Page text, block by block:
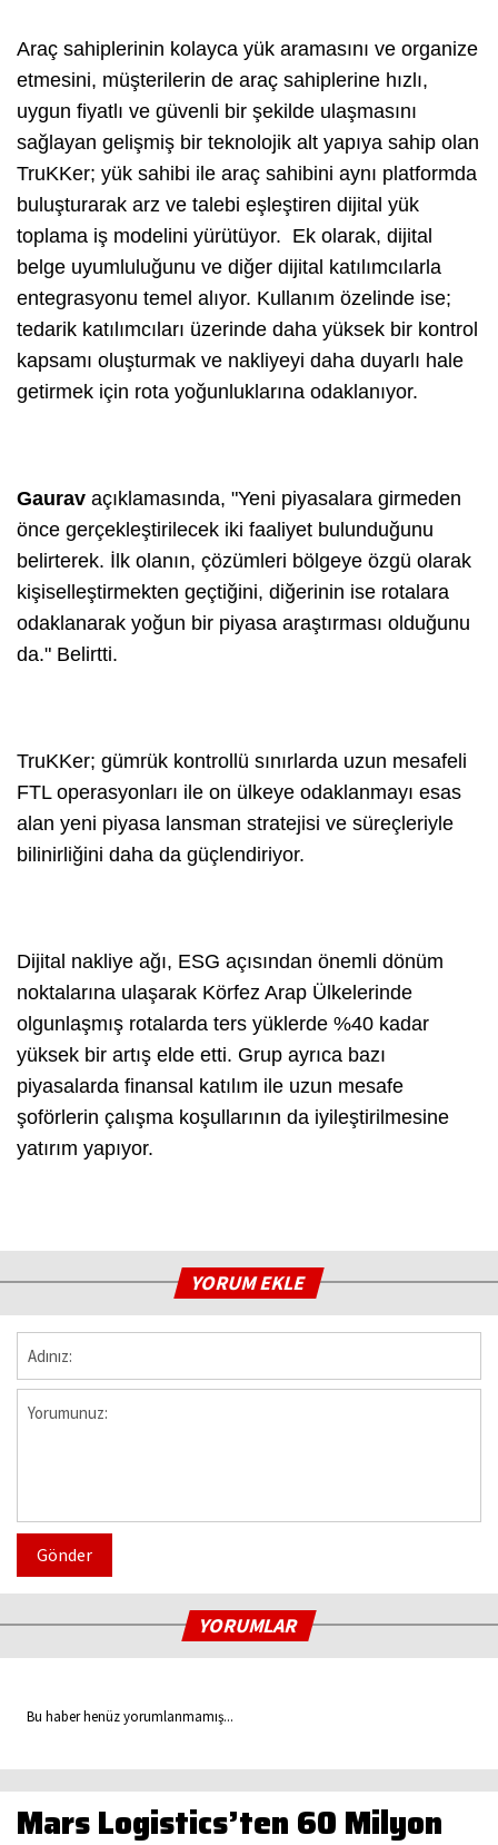
Araç sahiplerinin kolayca yük aramasını ve organize
etmesini, müşterilerin de araç sahiplerine hızlı,
uygun fiyatlı ve güvenli bir şekilde ulaşmasını
sağlayan gelişmiş bir teknolojik alt yapıya sahip olan
TruKKer; yük sahibi ile araç sahibini aynı platformda
buluşturarak arz ve talebi eşleştiren dijital yük
toplama iş modelini yürütüyor. Ek olarak, dijital
belge uyumluluğunu ve diğer dijital katılımcılarla
entegrasyonu temel alıyor. Kullanım özelinde ise;
tedarik katılımcıları üzerinde daha yüksek bir kontrol
kapsamı oluşturmak ve nakliyeyi daha duyarlı hale
getirmek için rota yoğunluklarına odaklanıyor.
Gaurav açıklamasında, "Yeni piyasalara girmeden
önce gerçekleştirilecek iki faaliyet bulunduğunu
belirterek. İlk olanın, çözümleri bölgeye özgü olarak
kişiselleştirmekten geçtiğini, diğerinin ise rotalara
odaklanarak yoğun bir piyasa araştırması olduğunu
da." Belirtti.
TruKKer; gümrük kontrollü sınırlarda uzun mesafeli
FTL operasyonları ile on ülkeye odaklanmayı esas
alan yeni piyasa lansman stratejisi ve süreçleriyle
bilinirliğini daha da güçlendiriyor.
Dijital nakliye ağı, ESG açısından önemli dönüm
noktalarına ulaşarak Körfez Arap Ülkelerinde
olgunlaşmış rotalarda ters yüklerde %40 kadar
yüksek bir artış elde etti. Grup ayrıca bazı
piyasalarda finansal katılım ile uzun mesafe
şoförlerin çalışma koşullarının da iyileştirilmesine
yatırım yapıyor.
YORUM EKLE
Gönder
YORUMLAR
Bu haber henüz yorumlanmamış...
Mars Logistics’ten 60 Milyon